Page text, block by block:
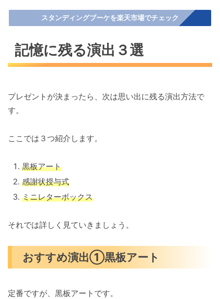
スタンディングブーケを楽天市場でチェック
記憶に残る演出３選
プレゼントが決まったら、次は思い出に残る演出方法で
す。
ここでは３つ紹介します。
黒板アート
感謝状授与式
ミニレターボックス
それでは詳しく見ていきましょう。
おすすめ演出①黒板アート
定番ですが、黒板アートです。